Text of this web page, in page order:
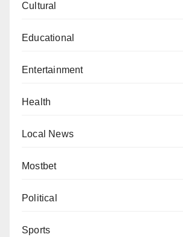
Cultural
Educational
Entertainment
Health
Local News
Mostbet
Political
Sports